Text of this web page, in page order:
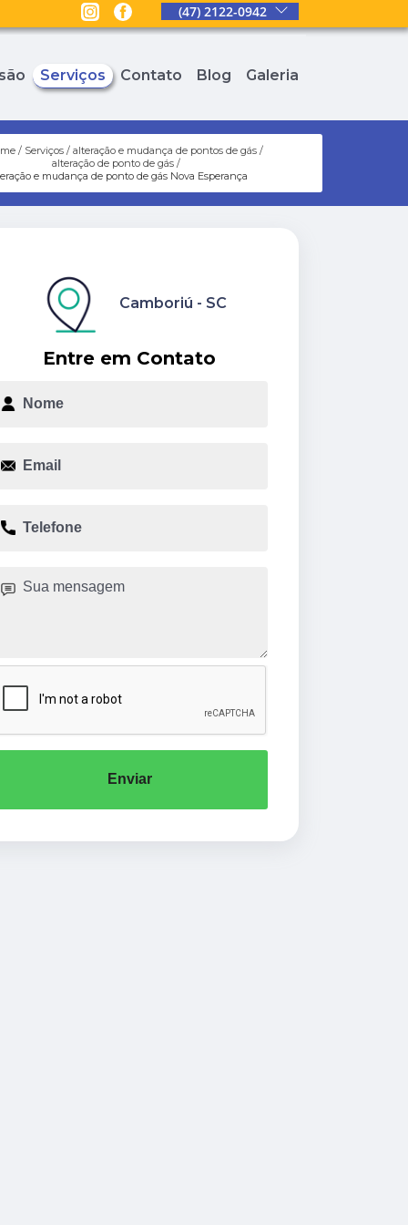
(47) 2122-0942
Serviços Contato Blog Galeria
Serviços
alteração e mudança de pontos de gás
alteração de ponto de gás
e mudança de ponto de gás Nova Esperança
Entre em Contato
Camboriú - SC
Enviar